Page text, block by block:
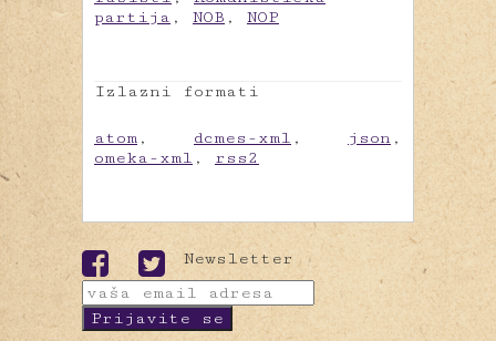
partija , NOB , NOP
Izlazni formati
atom , dcmes-xml , json ,
omeka-xml , rss2
Newsletter